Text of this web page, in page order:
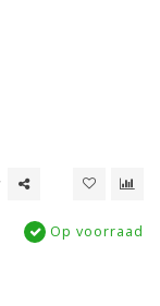
Op voorraad